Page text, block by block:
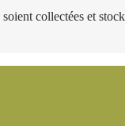
collectées et